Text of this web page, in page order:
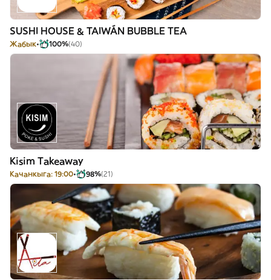
SUSHI HOUSE & TAIWÁN BUBBLE TEA
Жабык 100%(40)
Kisim Takeaway
Качанкыга: 19:00 98%(21)